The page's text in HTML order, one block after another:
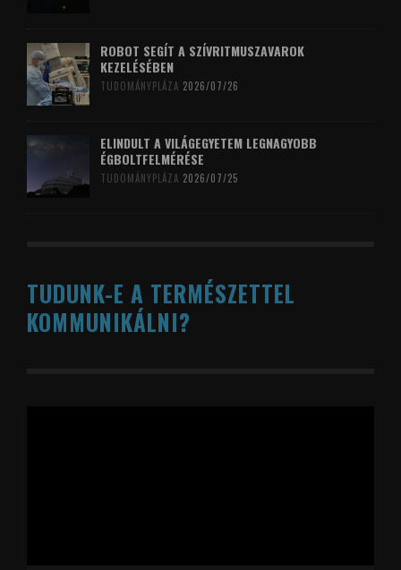
ROBOT SEGÍT A SZÍVRITMUSZAVAROK
KEZELÉSÉBEN
TUDOMÁNYPLÁZA 2026/07/26
ELINDULT A VILÁGEGYETEM LEGNAGYOBB
ÉGBOLTFELMÉRÉSE
TUDOMÁNYPLÁZA 2026/07/25
TUDUNK-E A TERMÉSZETTEL
KOMMUNIKÁLNI?